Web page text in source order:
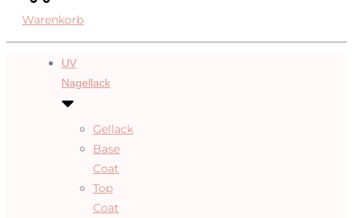
Warenkorb
UV
Nagellack
Gellack
Base
Coat
Top
Coat